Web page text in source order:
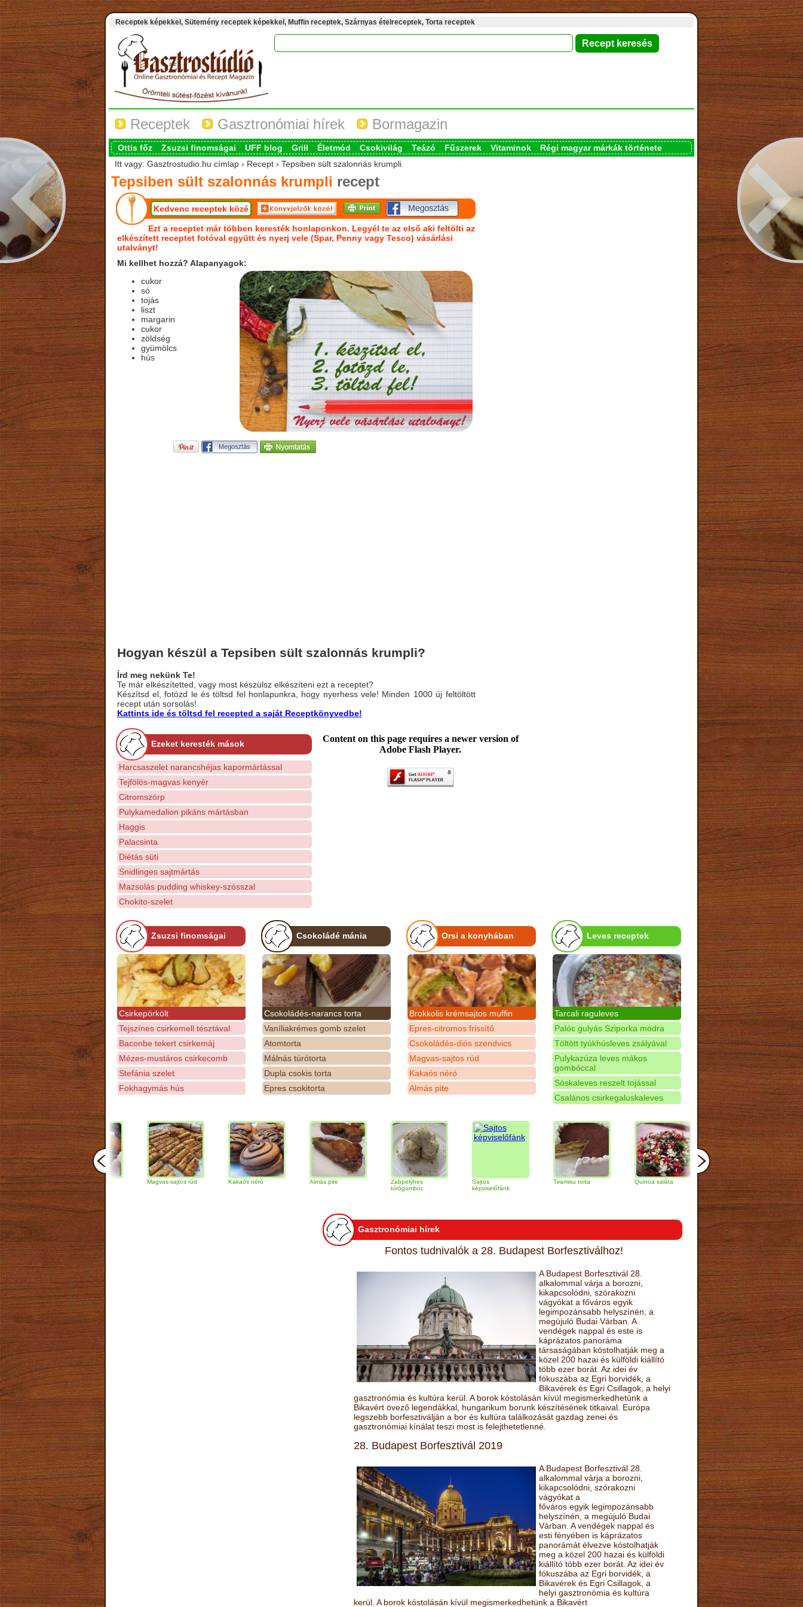
Receptek képekkel, Sütemény receptek képekkel, Muffin receptek, Szárnyas ételreceptek, Torta receptek
Receptek Gasztronómiai hírek Bormagazin
Ottis főz Zsuzsi finomságai UFF blog Grill Életmód Csokivilág Teázó Fűszerek Vitaminok
Régi magyar márkák története
Itt vagy: Gasztrostudio.hu címlap › Recept › Tepsiben sült szalonnás krumpli
Tepsiben sült szalonnás krumpli recept
Kedvenc receptek közé
Ezt a receptet már többen keresték honlaponkon. Legyél te az első aki feltölti az
elkészített receptet fotóval együtt és nyerj vele (Spar, Penny vagy Tesco) vásárlási
utalványt!
Mi kellhet hozzá? Alapanyagok:
cukor
só
tojás
liszt
margarin
cukor
zöldség
gyümölcs
hús
Hogyan készül a Tepsiben sült szalonnás krumpli?
Írd meg nekünk Te!
Te már elkészítetted, vagy most készülsz elkészíteni ezt a receptet?
Készítsd el, fotózd le és töltsd fel honlapunkra, hogy nyerhess vele! Minden 1000 új feltöltött
recept után sorsolás!
Kattints ide és töltsd fel recepted a saját Receptkönyvedbe!
Ezeket keresték mások
Harcsaszelet narancshéjas kapormártással
Tejfölös-magvas kenyér
Citromszörp
Pulykamedalion pikáns mártásban
Haggis
Palacsinta
Diétás süti
Snidlinges sajtmártás
Mazsolás pudding whiskey-szósszal
Chokito-szelet
Content on this page requires a newer version of
Adobe Flash Player.
Zsuzsi finomságai
Csirkepörkölt
Tejszínes csirkemell tésztával
Baconbe tekert csirkemáj
Mézes-mustáros csirkecomb
Stefánia szelet
Fokhagymás hús
Csokoládé mánia
Csokoládés-narancs torta
Vaníliakrémes gomb szelet
Atomtorta
Málnás túrótorta
Dupla csokis torta
Epres csokitorta
Orsi a konyhában
Brokkolis krémsajtos muffin
Epres-citromos frissítő
Csokoládés-diós szendvics
Magvas-sajtos rúd
Kakaós néró
Almás pite
Leves receptek
Tarcali raguleves
Palóc gulyás Sziporka módra
Töltött tyúkhúsleves zsályával
Pulykazúza leves mákos
gombóccal
Sóskaleves reszelt tojással
Csalános csirkegaluskaleves
Csokoládés-diós
szendvics
Magvas-sajtos rúd Kakaós néró Almás pite
Zabpelyhes
túrógombóc
képviselőfánk
Tiramisu torta Quinoa saláta Mandulás kifli
narancs
Gasztronómiai hírek
Fontos tudnivalók a 28. Budapest Borfesztiválhoz!
A Budapest Borfesztivál 28.
alkalommal várja a borozni,
kikapcsolódni, szórakozni
vágyókat a főváros egyik
legimpozánsabb helyszínén, a
megújuló Budai Várban. A
vendégek nappal és este is
káprázatos panoráma
társaságában kóstolhatják meg a
közel 200 hazai és külföldi kiállító
több ezer borát. Az idei év
fókuszába az Egri borvidék, a
Bikavérek és Egri Csillagok, a helyi
gasztronómia és kultúra kerül. A borok kóstolásán kívül megismerkedhetünk a
Bikavért övező legendákkal, hungarikum borunk készítésének titkaival. Európa
legszebb borfesztiválján a bor és kultúra találkozását gazdag zenei és
gasztronómiai kínálat teszi most is felejthetetlenné.
28. Budapest Borfesztivál 2019
A Budapest Borfesztivál 28.
alkalommal várja a borozni,
kikapcsolódni, szórakozni
vágyókat a
főváros egyik legimpozánsabb
helyszínén, a megújuló Budai
Várban. A vendégek nappal és
esti fényében is káprázatos
panorámát élvezve kóstolhatják
meg a közel 200 hazai és külföldi
kiállító több ezer borát. Az idei év
fókuszába az Egri borvidék, a
Bikavérek és Egri Csillagok, a
helyi gasztronómia és kultúra
kerül. A borok kóstolásán kívül megismerkedhetünk a Bikavért